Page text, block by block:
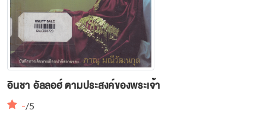
อินชา อัลลอฮ์ ตามประสงค์ของพระเจ้า
-/5